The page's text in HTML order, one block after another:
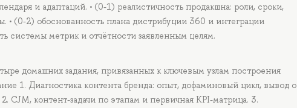
и адаптаций. • (0-1) реалистичность продакшна: роли, сроки,
• (0-2) обоснованность плана дистрибуции 360 и интеграции
системы метрик и отчётности заявленным целям.
домашних задания, привязанных к ключевым узлам построения
1. Диагностика контента бренда: опыт, дофаминовый цикл, вывод о
CJM, контент-задачи по этапам и первичная KPI-матрица. 3.